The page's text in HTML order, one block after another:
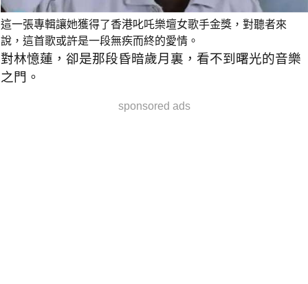
這一張專輯讓她獲得了香港叱吒樂壇女歌手金獎，對聽者來
說，這首歌或許是一段無疾而終的愛情。
對林憶蓮，卻是那段昏暗歲月裏，看不到曙光的音樂
之門。
sponsored ads